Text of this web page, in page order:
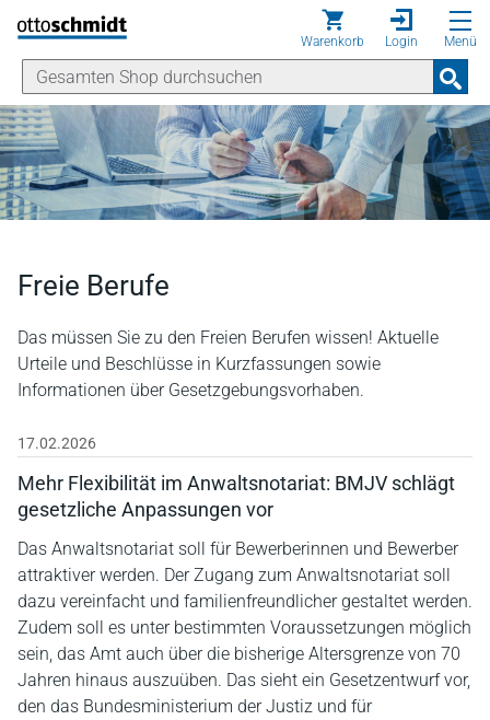
Direkt zum Inhalt
Warenkorb Login Menü
Freie Berufe
Das müssen Sie zu den Freien Berufen wissen! Aktuelle
Urteile und Beschlüsse in Kurzfassungen sowie
Informationen über Gesetzgebungsvorhaben.
17.02.2026
Mehr Flexibilität im Anwaltsnotariat: BMJV schlägt
gesetzliche Anpassungen vor
Das Anwaltsnotariat soll für Bewerberinnen und Bewerber
attraktiver werden. Der Zugang zum Anwaltsnotariat soll
dazu vereinfacht und familienfreundlicher gestaltet werden.
Zudem soll es unter bestimmten Voraussetzungen möglich
sein, das Amt auch über die bisherige Altersgrenze von 70
Jahren hinaus auszuüben. Das sieht ein Gesetzentwurf vor,
den das Bundesministerium der Justiz und für